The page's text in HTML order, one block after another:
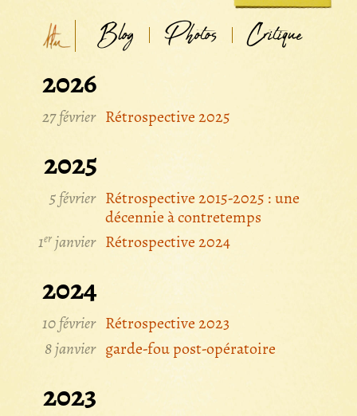
Blog Photos Critique
2026
27 février Rétrospective 2025
2025
5 février Rétrospective 2015-2025 : une
décennie à contretemps
1er janvier Rétrospective 2024
2024
10 février Rétrospective 2023
8 janvier garde-fou post-opératoire
2023